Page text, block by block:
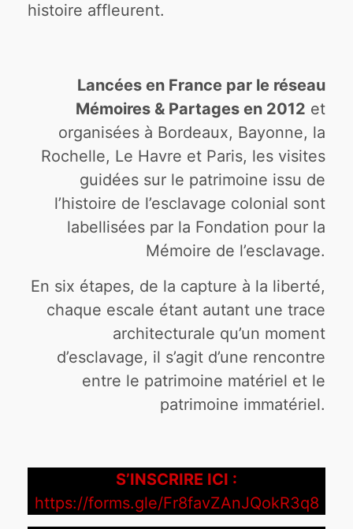
histoire affleurent.
Lancées en France par le réseau
Mémoires & Partages en 2012 et
organisées à Bordeaux, Bayonne, la
Rochelle, Le Havre et Paris, les visites
guidées sur le patrimoine issu de
l’histoire de l’esclavage colonial sont
labellisées par la Fondation pour la
Mémoire de l’esclavage.
En six étapes, de la capture à la liberté,
chaque escale étant autant une trace
architecturale qu’un moment
d’esclavage, il s’agit d’une rencontre
entre le patrimoine matériel et le
patrimoine immatériel.
S’INSCRIRE ICI :
https://forms.gle/Fr8favZAnJQokR3q8